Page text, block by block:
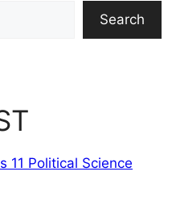
Search
11 Political Science